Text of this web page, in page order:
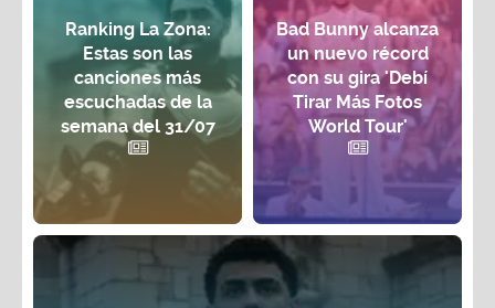
Ranking La Zona:
Estas son las
canciones más
escuchadas de la
semana del 31/07
Bad Bunny alcanza
un nuevo récord
con su gira 'Debí
Tirar Más Fotos
World Tour'